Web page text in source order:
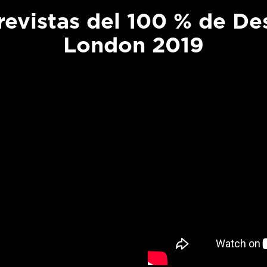
del 100 % de
London 2019